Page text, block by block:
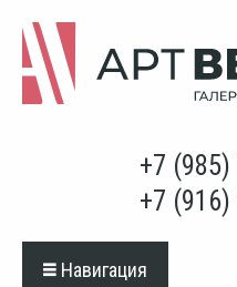
+7 (985)
+7 (916)
Навигация